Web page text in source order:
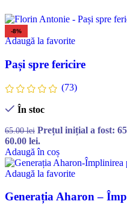
-8%
Adaugă la favorite
Pași spre fericire
(73)
În stoc
65.00lei Prețul inițial a fost:
60.00 lei.
Adaugă în coș
Adaugă la favorite
Generația Aharon –